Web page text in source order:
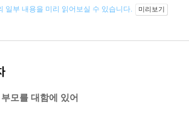
일부 내용을 미리 읽어보실 수 있습니다. 미리보기
모를 대함에 있어